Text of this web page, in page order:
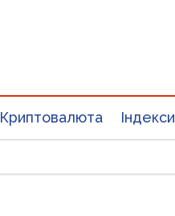
Криптовалюта Індекси